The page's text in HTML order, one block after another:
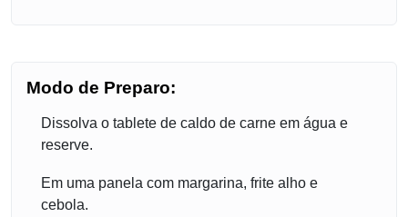
Modo de Preparo:
Dissolva o tablete de caldo de carne em água e
reserve.
Em uma panela com margarina, frite alho e
cebola.